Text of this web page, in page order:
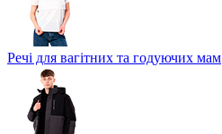
Речі для вагітних та годуючих мам